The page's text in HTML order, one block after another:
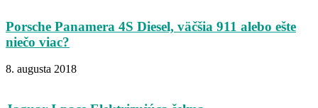
Porsche Panamera 4S Diesel, väčšia 911 alebo ešte
niečo viac?
8. augusta 2018